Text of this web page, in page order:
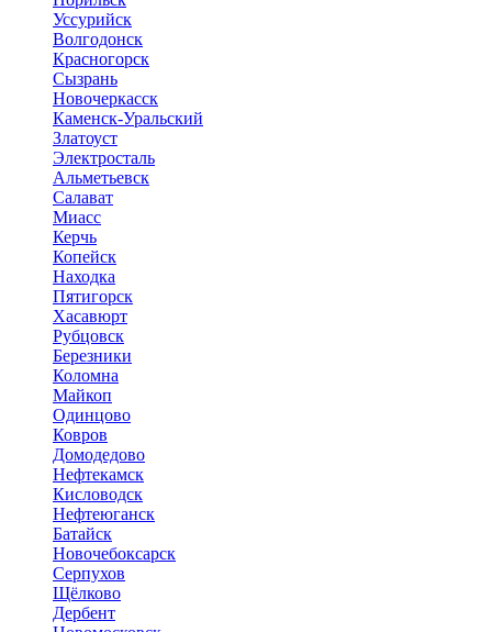
Уссурийск
Волгодонск
Красногорск
Сызрань
Новочеркасск
Каменск-Уральский
Златоуст
Электросталь
Альметьевск
Салават
Миасс
Керчь
Копейск
Находка
Пятигорск
Хасавюрт
Рубцовск
Березники
Коломна
Майкоп
Одинцово
Ковров
Домодедово
Нефтекамск
Кисловодск
Нефтеюганск
Батайск
Новочебоксарск
Серпухов
Щёлково
Дербент